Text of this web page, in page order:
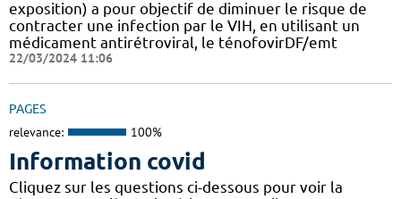
exposition) a pour objectif de diminuer le risque de
contracter une infection par le VIH, en utilisant un
médicament antirétroviral, le ténofovirDF/emt
22/03/2024 11:06
PAGES
relevance: 100%
Information covid
Cliquez sur les questions ci-dessous pour voir la